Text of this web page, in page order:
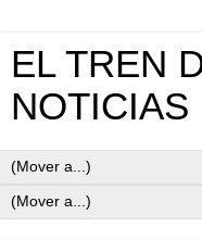
EL TREN
NOTICIAS